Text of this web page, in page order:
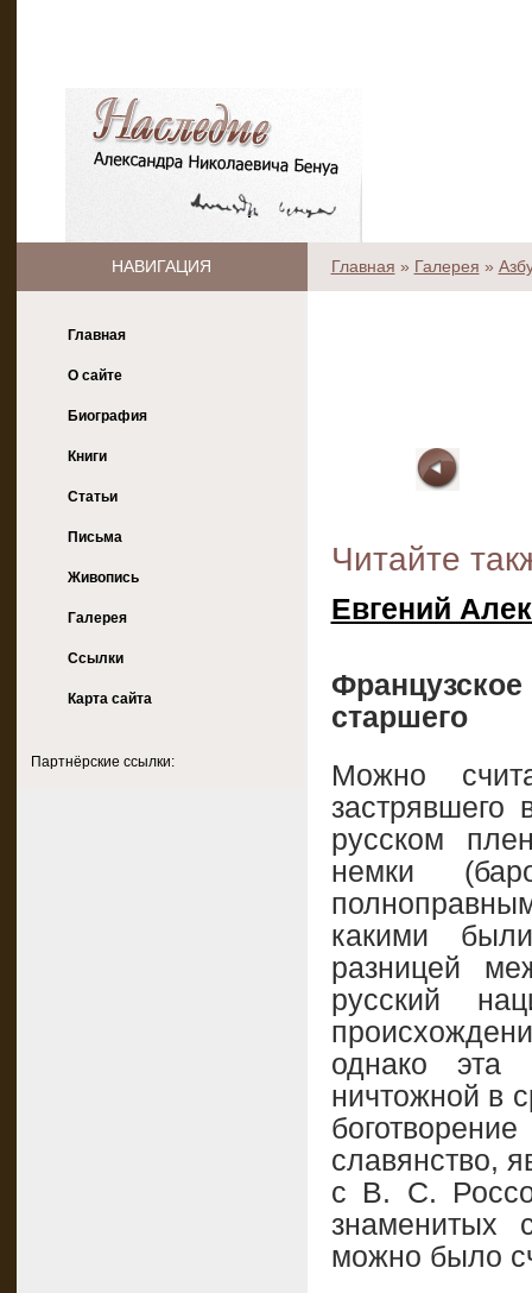
НАВИГАЦИЯ Главная » Галерея »
Читайте
Евгений
старшего
Можно
русском
немки
какими
разницей
русский
однако эта
ничтожной в
славянство,
с В. С.
знаменитых
можно было
Главная
О сайте
Биография
Книги
Статьи
Письма
Живопись
Галерея
Ссылки
Карта сайта
Партнёрские ссылки: